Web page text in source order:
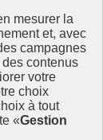
mesurer la
et, avec
campagnes
contenus
votre
choix
à tout
«Gestion